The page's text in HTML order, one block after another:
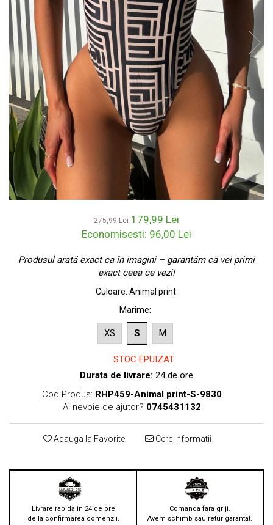
275,99 Lei 179,99 Lei
Economisesti: 96,00 Lei
Produsul arată exact ca în imagini – garantăm că vei primi
exact ceea ce vezi!
Culoare: Animal print
Marime:
XS S M
STOC EPUIZAT
Durata de livrare: 24 de ore
Cod Produs: RHP459-Animal print-S-9830
Ai nevoie de ajutor? 0745431132
Adauga la Favorite Cere informatii
Livrare rapida in 24 de ore
de la confirmarea comenzii.
Comanda fara griji.
Avem schimb sau retur garantat.